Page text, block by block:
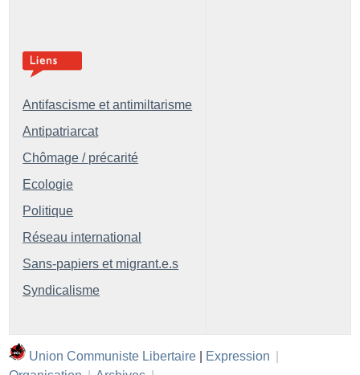
Antifascisme et antimiltarisme
Antipatriarcat
Chômage / précarité
Ecologie
Politique
Réseau international
Sans-papiers et migrant.e.s
Syndicalisme
Union Communiste Libertaire Expression